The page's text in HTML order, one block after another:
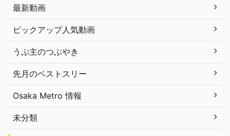
最新動画
ピックアップ人気動画
うぷ主のつぶやき
先月のベストスリー
Osaka Metro 情報
未分類